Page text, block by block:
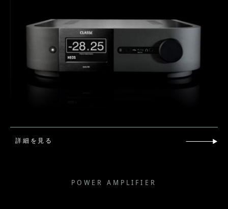
詳細を見る
POWER AMPLIFIER